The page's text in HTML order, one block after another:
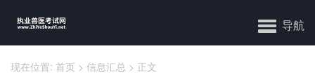
导航
现在位置: 首页 > 信息汇总 > 正文